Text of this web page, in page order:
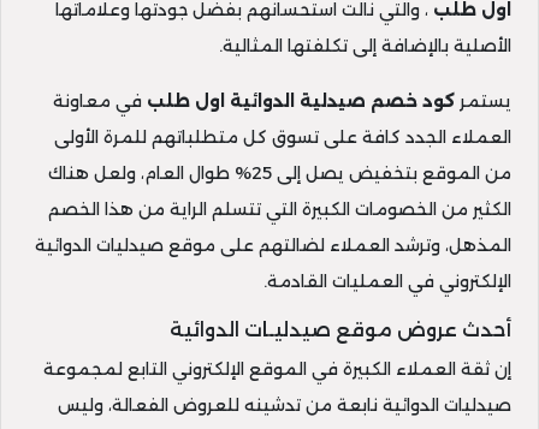
اول طلب ، والتي نالت استحسانهم بفضل جودتها وعلاماتها
الأصلية بالإضافة إلى تكلفتها المثالية.
يستمر كود خصم صيدلية الدوائية اول طلب في معاونة
العملاء الجدد كافة على تسوق كل متطلباتهم للمرة الأولى
من الموقع بتخفيض يصل إلى 25% طوال العام، ولعل هناك
الكثير من الخصومات الكبيرة التي تتسلم الراية من هذا الخصم
المذهل، وترشد العملاء لضالتهم على موقع صيدليات الدوائية
الإلكتروني في العمليات القادمة.
أحدث عروض موقع صيدليـات الدوائية
إن ثقة العملاء الكبيرة في الموقع الإلكتروني التابع لمجموعة
صيدليات الدوائية نابعة من تدشينه للعروض الفعالة، وليس